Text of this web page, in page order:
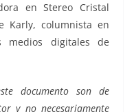
en Stereo Cristal
Karly, columnista en
medios digitales de
documento son de
y no necesariamente